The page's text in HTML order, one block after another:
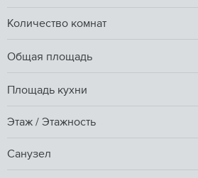
Количество комнат
Общая площадь
Площадь кухни
Этаж / Этажность
Санузел